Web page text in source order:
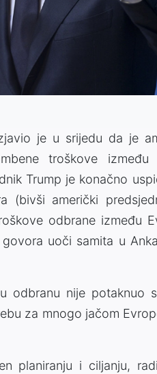
je u srijedu da je
troškove
Trump je konačno
(bivši američki
odbrane između
uoči samita u
odbranu nije potaknuo
za mnogo jačom
planiranju i ciljanju,